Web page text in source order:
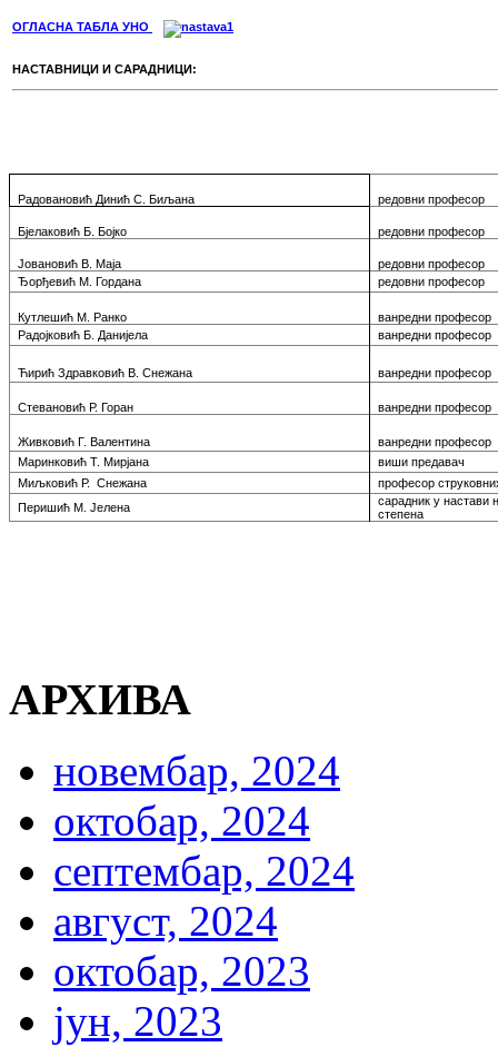
ОГЛАСНА ТАБЛА УНО
НАСТАВНИЦИ И САРАДНИЦИ:
Радовановић Динић С. Биљана редовни прoфeсoр
Бјелаковић Б. Бојко редовни прoфeсoр
Јовановић В. Маја редовнипрoфeсoр
Ђорђевић М. Гордана
редовни професор
Кутлешић М. Ранко
ванредни професор
Радојковић Б. Данијела
ванредни професор
Ћирић Здравковић В. Снежана ванредни професор
Стевановић Р. Горан ванредни професор
Живковић Г. Валентина
ванредни професор
Маринковић Т. Мирјана
виши предавач
Миљковић Р. Снежана
професор
Перишић М. Јелена
сарадник у настави
степена
АРХИВА
новембар, 2024
октобар, 2024
септембар, 2024
август, 2024
октобар, 2023
јун, 2023